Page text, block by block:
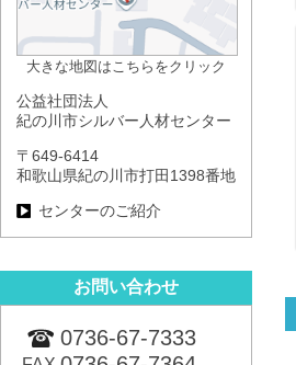
大きな地図はこちらをクリック
公益社団法人
紀の川市シルバー人材センター
〒649-6414
和歌山県紀の川市打田1398番地
センターのご紹介
お問い合わせ
0736-67-7333